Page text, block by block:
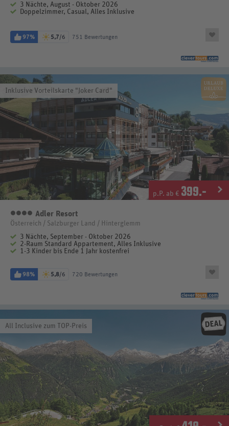
3 Nächte, August - Oktober 2026
Doppelzimmer, Casual, Alles Inklusive
97% 5,7/6 751 Bewertungen
Inklusive Vorteilskarte "Joker Card"
p.P. ab € 399.-
4 Sterne
Adler Resort
Österreich / Salzburger Land / Hinterglemm
3 Nächte, September - Oktober 2026
2-Raum Standard Appartement, Alles Inklusive
1-3 Kinder bis Ende 1 Jahr kostenfrei
98% 5,8/6 720 Bewertungen
All Inclusive zum TOP-Preis